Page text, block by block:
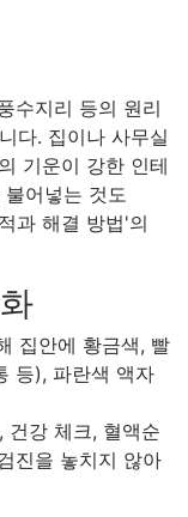
수지리 등의 원리
다. 집이나 사무실
기운이 강한 인테
어넣는 것도
과 해결 방법'의
집안에 황금색, 빨
등), 파란색 액자
건강 체크, 혈액순
진을 놓치지 않아